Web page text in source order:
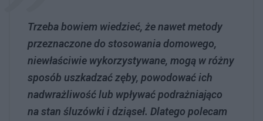
Trzeba bowiem wiedzieć, że nawet metody
przeznaczone do stosowania domowego,
niewłaściwie wykorzystywane, mogą w różny
sposób uszkadzać zęby, powodować ich
nadwrażliwość lub wpływać podrażniająco
na stan śluzówki i dziąseł. Dlatego polecam